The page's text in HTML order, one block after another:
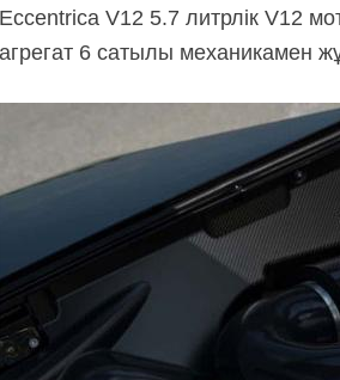
Eccentrica V12 5.7 литрлік V12
агрегат 6 сатылы механикамен